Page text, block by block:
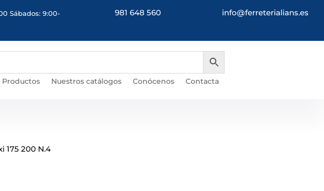
Sábados: 9:00-
981 648 560 info@ferreterialians.es
Productos Nuestros catálogos Conócenos Contacta
175 200 N.4